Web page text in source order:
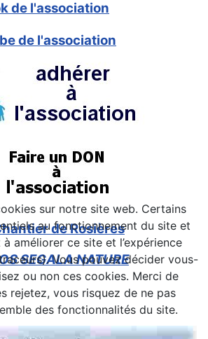
de l'association
de l'association
de Rosières
SEGALA NATURE
sur notre site web. Certains
au fonctionnement du site et
à améliorer ce site et l’expérience
Vous pouvez décider vous-
ou non ces cookies. Merci de
rejetez, vous risquez de ne pas
des fonctionnalités du site.